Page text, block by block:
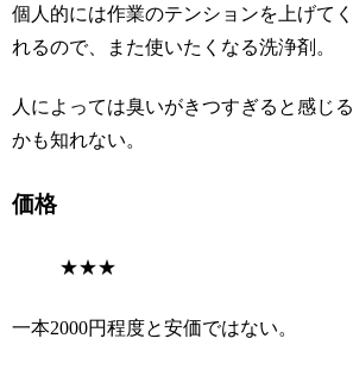
個人的には作業のテンションを上げてく
れるので、また使いたくなる洗浄剤。
人によっては臭いがきつすぎると感じる
かも知れない。
価格
★★★
一本2000円程度と安価ではない。